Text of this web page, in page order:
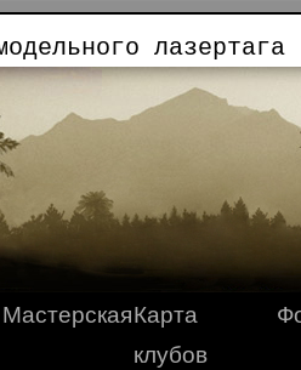
МастерскаяКарта
клубов